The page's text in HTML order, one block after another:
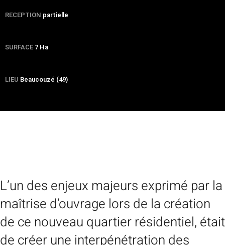
RECEPTION partielle
SURFACE 7 Ha
LIEU Beaucouzé (49)
L’un des enjeux majeurs exprimé par la
maîtrise d’ouvrage lors de la création
de ce nouveau quartier résidentiel, était
de créer une interpénétration des